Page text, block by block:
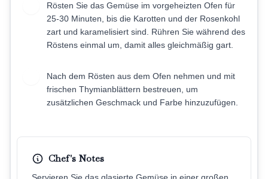
Rösten Sie das Gemüse im vorgeheizten Ofen für
25-30 Minuten, bis die Karotten und der Rosenkohl
zart und karamelisiert sind. Rühren Sie während des
Röstens einmal um, damit alles gleichmäßig gart.
Nach dem Rösten aus dem Ofen nehmen und mit
frischen Thymianblättern bestreuen, um
zusätzlichen Geschmack und Farbe hinzuzufügen.
Chef's Notes